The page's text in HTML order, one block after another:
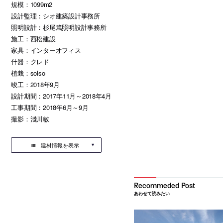
規模：1099m2
設計監理：シオ建築設計事務所
照明設計：杉尾篤照明設計事務所
施工：西松建設
家具：インターオフィス
什器：クレド
植栽：solso
竣工：2018年9月
設計期間：2017年11月～2018年4月
工事期間：2018年6月～9月
撮影：淺川敏
建材情報を表示
あわせて読みたい